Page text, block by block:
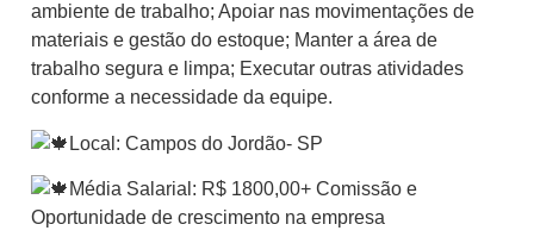
ambiente de trabalho; Apoiar nas movimentações de
materiais e gestão do estoque; Manter a área de
trabalho segura e limpa; Executar outras atividades
conforme a necessidade da equipe.
Local: Campos do Jordão- SP
Média Salarial: R$ 1800,00+ Comissão e
Oportunidade de crescimento na empresa